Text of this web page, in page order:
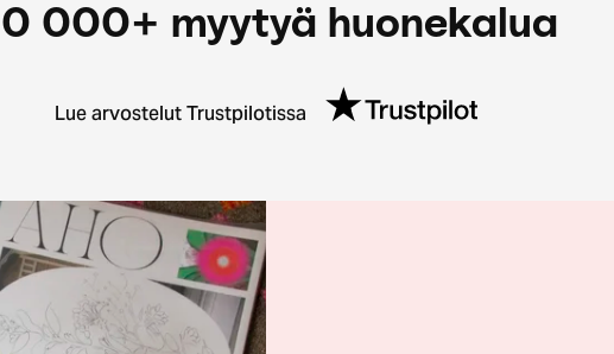
000+ myytyä huonekalua
Lue arvostelut Trustpilotissa